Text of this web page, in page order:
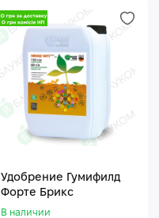
Удобрение Гумифилд
Форте Брикс
В наличии